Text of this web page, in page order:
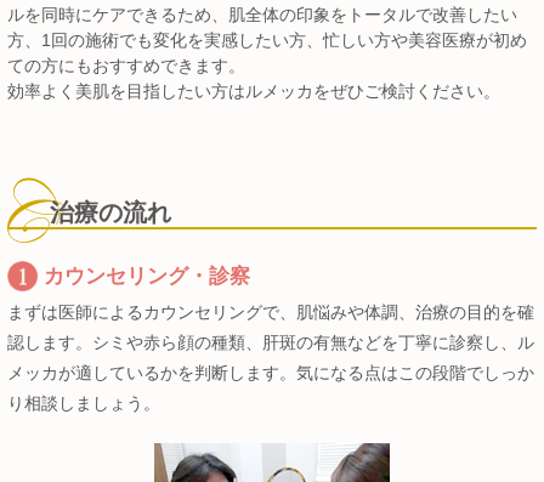
ルを同時にケアできるため、肌全体の印象をトータルで改善したい
方、1回の施術でも変化を実感したい方、忙しい方や美容医療が初め
ての方にもおすすめできます。
効率よく美肌を目指したい方はルメッカをぜひご検討ください。
治療の流れ
カウンセリング・診察
まずは医師によるカウンセリングで、肌悩みや体調、治療の目的を確
認します。シミや赤ら顔の種類、肝斑の有無などを丁寧に診察し、ル
メッカが適しているかを判断します。気になる点はこの段階でしっか
り相談しましょう。